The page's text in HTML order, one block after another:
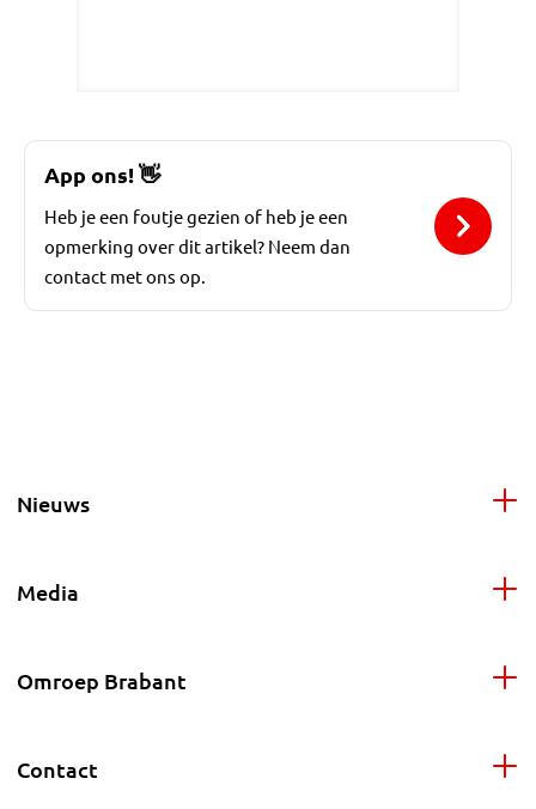
App ons!👋
Heb je een foutje gezien of heb je een
opmerking over dit artikel? Neem dan
contact met ons op.
Nieuws
Media
Omroep Brabant
Contact